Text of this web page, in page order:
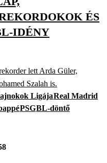
ÉS
IDÉNY
lett Arda Güler,
Szalah is.
LigájaReal Madrid
PSGBL-döntő